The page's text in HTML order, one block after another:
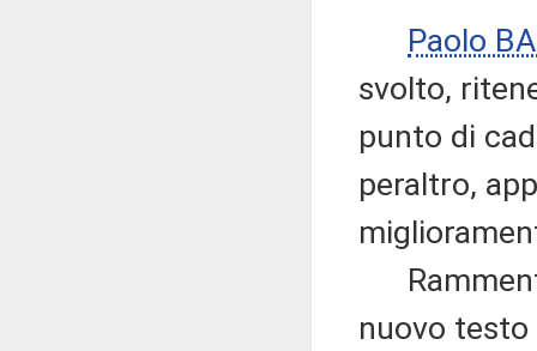
Paolo
svolto,
punto di
peraltro,
nuovo